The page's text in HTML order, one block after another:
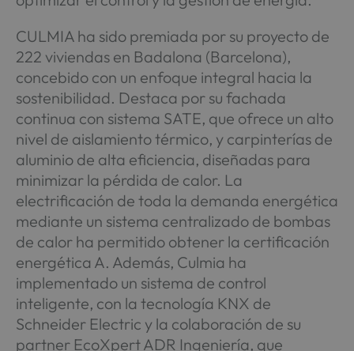
CULMIA ha sido premiada por su proyecto de
222 viviendas en Badalona (Barcelona),
concebido con un enfoque integral hacia la
sostenibilidad. Destaca por su fachada
continua con sistema SATE, que ofrece un alto
nivel de aislamiento térmico, y carpinterías de
aluminio de alta eficiencia, diseñadas para
minimizar la pérdida de calor. La
electrificación de toda la demanda energética
mediante un sistema centralizado de bombas
de calor ha permitido obtener la certificación
energética A. Además, Culmia ha
implementado un sistema de control
inteligente, con la tecnología KNX de
Schneider Electric y la colaboración de su
partner EcoXpert ADR Ingeniería, que